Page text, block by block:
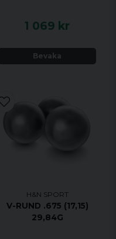
1 069 kr
Bevaka
H&N SPORT
V-RUND .675 (17,15)
29,84G